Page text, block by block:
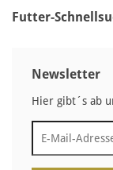
Futter-
Newsletter
Hier gibt´s ab